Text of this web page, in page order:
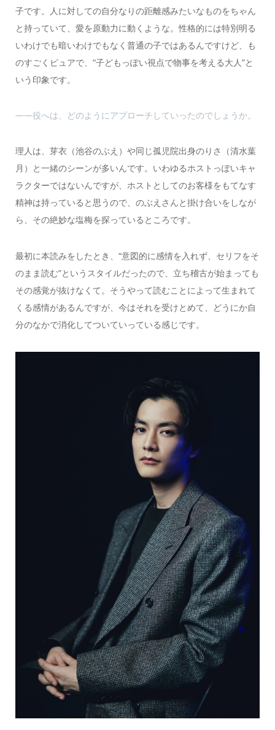
子です。人に対しての自分なりの距離感みたいなものをちゃん
と持っていて、愛を原動力に動くような。性格的には特別明る
いわけでも暗いわけでもなく普通の子ではあるんですけど、も
のすごくピュアで、“子どもっぽい視点で物事を考える大人”と
いう印象です。
――役へは、どのようにアプローチしていったのでしょうか。
理人は、芽衣（池谷のぶえ）や同じ孤児院出身のりさ（清水葉
月）と一緒のシーンが多いんです。いわゆるホストっぽいキャ
ラクターではないんですが、ホストとしてのお客様をもてなす
精神は持っていると思うので、のぶえさんと掛け合いをしなが
ら、その絶妙な塩梅を探っているところです。
最初に本読みをしたとき、“意図的に感情を入れず、セリフをそ
のまま読む”というスタイルだったので、立ち稽古が始まっても
その感覚が抜けなくて。そうやって読むことによって生まれて
くる感情があるんですが、今はそれを受けとめて、どうにか自
分のなかで消化してついていっている感じです。